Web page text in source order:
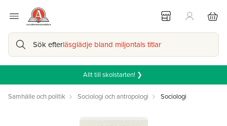
Sök efterläsglädje bland miljontals titlar
Allt till skolstarten! ❯
Samhälle och politik Sociologi och antropologi Sociologi